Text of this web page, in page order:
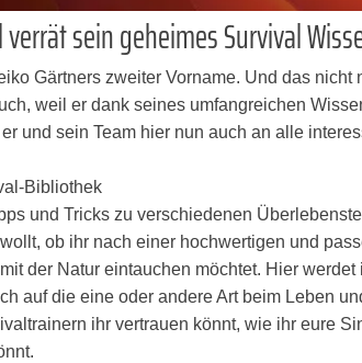
verrät sein geheimes Survival
Gärtners zweiter Vorname. Und das
weil er dank seines umfangreichen
und sein Team hier nun auch an alle
Bibliothek
und Tricks zu verschiedenen
ob ihr nach einer hochwertigen und
der Natur eintauchen möchtet. Hier
auf die eine oder andere Art beim Leben
ihr vertrauen könnt, wie ihr eure